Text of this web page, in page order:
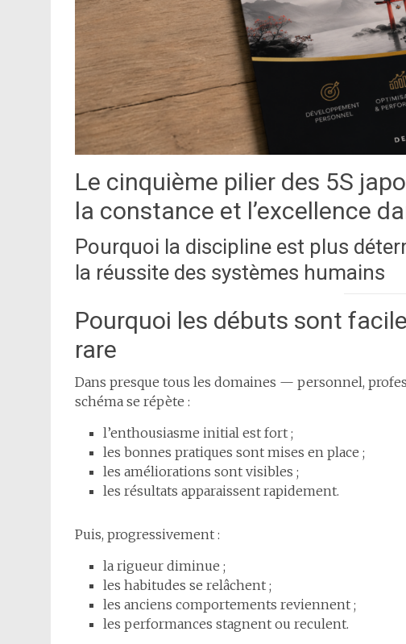
Le cinquième pilier des 5S
la constance et l’excellence
Pourquoi la discipline est plus
la réussite des systèmes humains
Pourquoi les débuts sont
rare
Dans presque tous les domaines — personnel,
schéma se répète :
l’enthousiasme initial est fort ;
les bonnes pratiques sont mises en place ;
les améliorations sont visibles ;
les résultats apparaissent rapidement.
Puis, progressivement :
la rigueur diminue ;
les habitudes se relâchent ;
les anciens comportements reviennent ;
les performances stagnent ou reculent.